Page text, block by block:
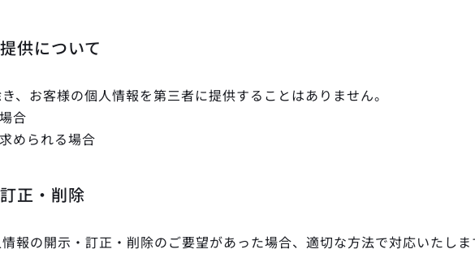
供について
、お客様の個人情報を第三者に提供することはありません。
合
められる場合
正・削除
報の開示・訂正・削除のご要望があった場合、適切な方法で対応いたしま